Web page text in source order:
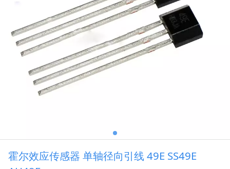
霍尔效应传感器 单轴径向引线 49E SS49E